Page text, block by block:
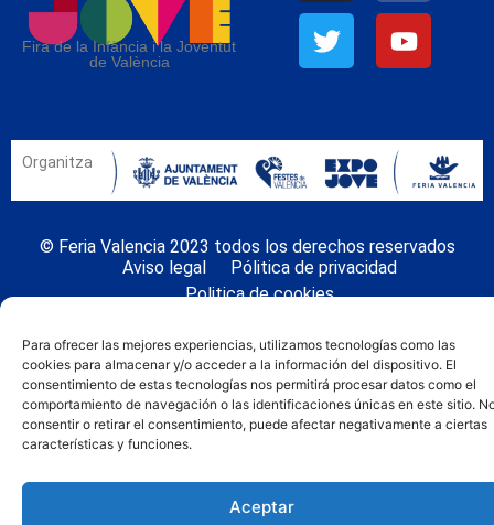
Para ofrecer las mejores experiencias, utilizamos tecnologías como las
cookies para almacenar y/o acceder a la información del dispositivo. El
consentimiento de estas tecnologías nos permitirá procesar datos como el
comportamiento de navegación o las identificaciones únicas en este sitio.
consentir o retirar el consentimiento, puede afectar negativamente a ciertas
características y funciones.
Aceptar
Fira de la Infància i la Joventut
de València
Organitza
© Feria Valencia 2023 todos los derechos reservados
Aviso legal
Pólitica de privacidad
Politica de cookies